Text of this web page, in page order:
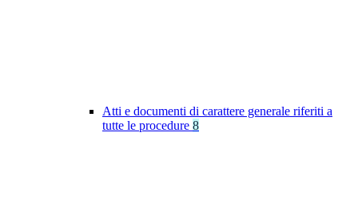
Atti e documenti di carattere generale riferiti a
tutte le procedure 8